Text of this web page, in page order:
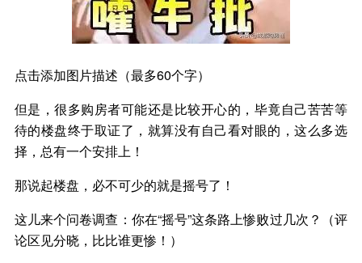
点击添加图片描述（最多60个字）
但是，很多购房者可能还是比较开心的，毕竟自己苦苦等
待的楼盘终于取证了，就算没有自己看对眼的，这么多选
择，总有一个安排上！
那说起楼盘，必不可少的就是摇号了！
这儿来个问卷调查：你在“摇号”这条路上惨败过几次？（评
论区见分晓，比比谁更惨！）